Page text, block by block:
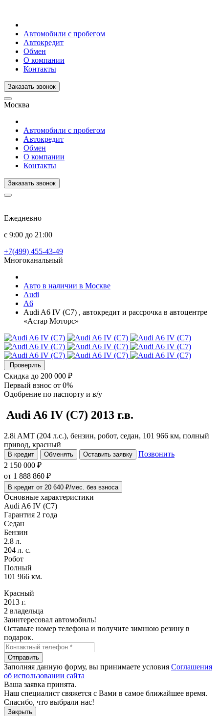
Автомобили с пробегом
Автокредит
Обмен
О компании
Контакты
Заказать звонок
Москва
Автомобили с пробегом
Автокредит
Обмен
О компании
Контакты
Заказать звонок
Ежедневно
с 9:00 до 21:00
+7(499) 455-43-49
Многоканальный
Авто в наличии в Москве
Audi
A6
Audi A6 IV (C7) , автокредит и рассрочка в автоцентре
«Астар Моторс»
Проверить
Скидка до 200 000 ₽
Первый взнос от 0%
Одобрение по паспорту и в/у
Audi A6 IV (C7) 2013 г.в.
2.8i AMT (204 л.с.), бензин, робот, седан, 101 966 км, полный
привод, красный
В кредит Обменять Оставить заявку
Позвонить
2 150 000 ₽
от 1 888 860 ₽
В кредит от 20 640 ₽/мес. без взноса
Основные характеристики
Audi A6 IV (C7)
Гарантия 2 года
Седан
Бензин
2.8 л.
204 л. с.
Робот
Полный
101 966 км.
Красный
2013 г.
2 владельца
Заинтересовал автомобиль!
Оставьте номер телефона и получите зимнюю резину в
подарок.
Отправить
Заполняя данную форму, вы принимаете условия Соглашения
об использовании сайта
Ваша заявка принята.
Наш специалист свяжется с Вами в самое ближайшее время.
Спасибо, что выбрали нас!
Закрыть